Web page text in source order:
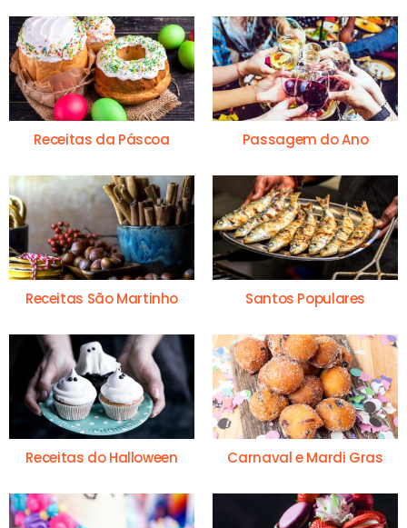
Receitas da Páscoa Passagem do Ano
Receitas São Martinho Santos Populares
Receitas do Halloween Carnaval e Mardi Gras